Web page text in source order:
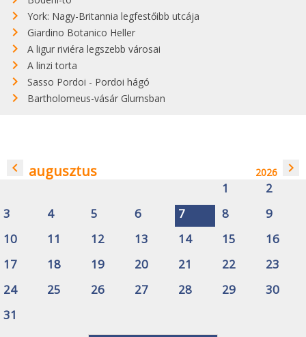
York: Nagy-Britannia legfestőibb utcája
Giardino Botanico Heller
A ligur riviéra legszebb városai
A linzi torta
Sasso Pordoi - Pordoi hágó
Bartholomeus-vásár Glurnsban
navigate_before augusztus 2026 navigate_next
1
2
3
4 5 6 7 8
9
10
11 12 13 14 15
16
17
18 19 20 21 22
23
24
25 26 27 28 29
30
31